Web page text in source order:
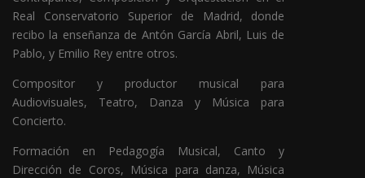
Real Conservatorio Superior de Madrid, donde
recibo la enseñanza de Antón García Abril, Luis de
Pablo, y Emilio Rey entre otros.
Compositor y productor musical para
Audiovisuales, Teatro, Danza y Música para
Concierto.
Formación en Pedagogía Musical, Canto y
Dirección de Coros, Música para danza, Música